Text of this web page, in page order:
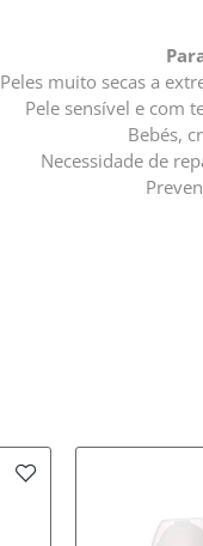
Peles muito secas a
Pele sensível e com
Bebés,
Necessidade de